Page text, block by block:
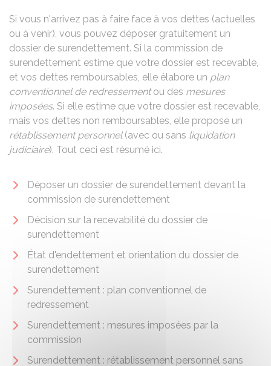
Si vous n'arrivez pas à faire face à vos dettes (actuelles
ou à venir), vous pouvez déposer gratuitement un
dossier de surendettement. Si la commission de
surendettement estime que votre dossier est recevable,
et vos dettes remboursables, elle élabore un plan
conventionnel de redressementou des mesures
imposées. Si elle estime que votre dossier est recevable,
mais vos dettes non remboursables, elle propose un
rétablissement personnel(avec ou sans liquidation
judiciaire). Tout ceci est résumé ici.
Déposer un dossier de surendettement devant la
commission de surendettement
Décision sur la recevabilité du dossier de
surendettement
État d'endettement et orientation du dossier de
surendettement
Surendettement : plan conventionnel de
redressement
Surendettement : mesures imposées par la
commission
Surendettement : rétablissement personnel sans